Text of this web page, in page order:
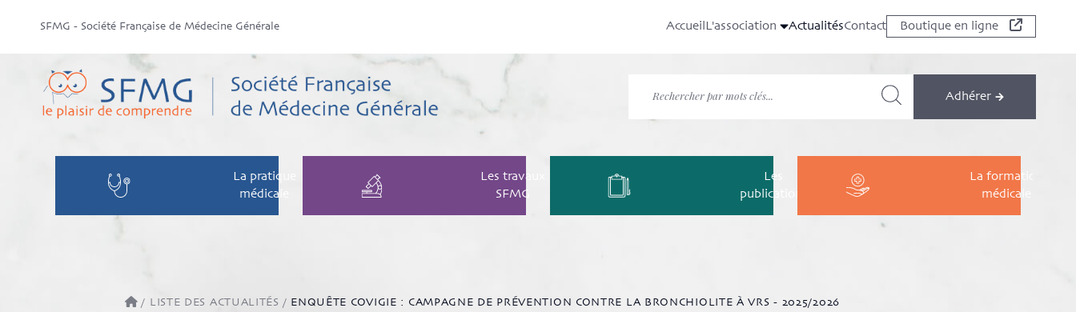
SFMG - Société Française de Médecine Générale AccueilL'association ActualitésContact Boutique en ligne
Adhérer
La pratique
médicale
Les travaux
SFMG
Les
publications
La formation
médicale
/ LISTE DES ACTUALITÉS / ENQUÊTE COVIGIE : CAMPAGNE DE PRÉVENTION CONTRE LA BRONCHIOLITE À VRS - 2025/2026